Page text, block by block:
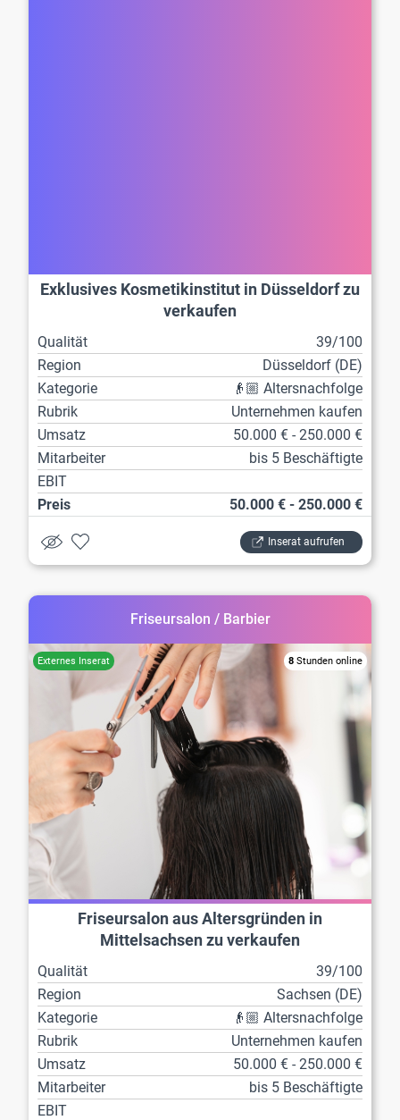
Exklusives Kosmetikinstitut in Düsseldorf zu
verkaufen
Qualität
39/100
Region
Düsseldorf (DE)
Kategorie
👴🏼 Altersnachfolge
Rubrik
Unternehmen kaufen
Umsatz
50.000 € - 250.000 €
Mitarbeiter
bis 5 Beschäftigte
EBIT
Preis
50.000 € - 250.000 €
Inserat aufrufen
Friseursalon / Barbier
8 Stunden online
Friseursalon aus Altersgründen in
Mittelsachsen zu verkaufen
Qualität
39/100
Region
Sachsen (DE)
Kategorie
👴🏼 Altersnachfolge
Rubrik
Unternehmen kaufen
Umsatz
50.000 € - 250.000 €
Mitarbeiter
bis 5 Beschäftigte
EBIT